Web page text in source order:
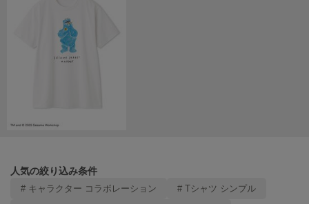
LITTLE UNION TOKYO
リトルユニオン トウキョウ
MIESROHE
ミースロエ
人気の絞り込み条件
# キャラクター コラボレーション # Tシャツ シンプル